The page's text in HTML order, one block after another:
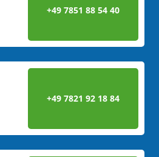
+49 7851 88 54 40
+49 7821 92 18 84